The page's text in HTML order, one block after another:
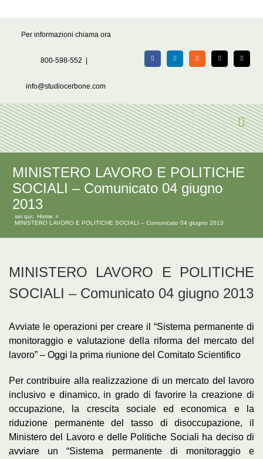
Per informazioni chiama ora
800-598-552
info@studiocerbone.com
FacebookLinkedIn Rss X Email
MINISTERO LAVORO E POLITICHE
SOCIALI – Comunicato 04 giugno
2013
sei qui:
Home
MINISTERO LAVORO E POLITICHE SOCIALI – Comunicato 04 giugno 2013
MINISTERO LAVORO E POLITICHE
SOCIALI – Comunicato 04 giugno 2013
Avviate le operazioni per creare il “Sistema permanente di
monitoraggio e valutazione della riforma del mercato del
lavoro” – Oggi la prima riunione del Comitato Scientifico
Per contribuire alla realizzazione di un mercato del lavoro
inclusivo e dinamico, in grado di favorire la creazione di
occupazione, la crescita sociale ed economica e la
riduzione permanente del tasso di disoccupazione, il
Ministero del Lavoro e delle Politiche Sociali ha deciso di
avviare un “Sistema permanente di monitoraggio e